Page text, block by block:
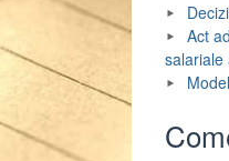
Act
salariale